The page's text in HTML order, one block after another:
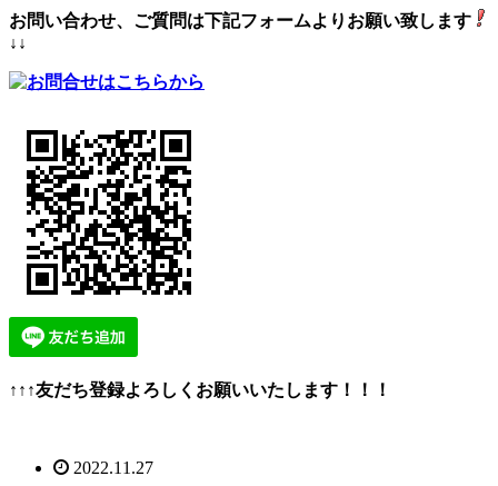
お問い合わせ、ご質問は下記フォームよりお願い致します
↓↓
↑↑↑友だち登録よろしくお願いいたします！！！
2022.11.27